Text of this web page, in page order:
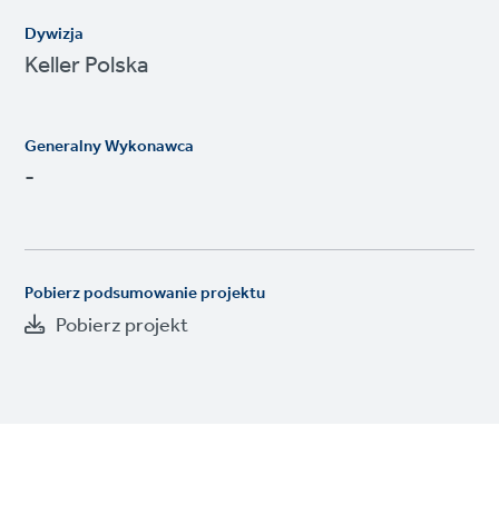
Dywizja
Keller Polska
Generalny Wykonawca
-
Pobierz podsumowanie projektu
Pobierz projekt